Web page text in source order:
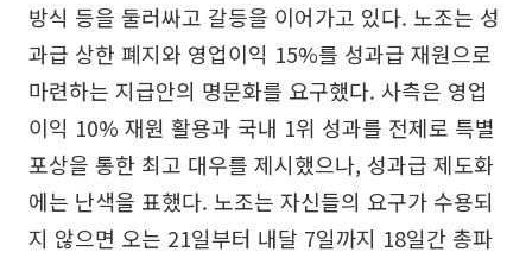
방식 등을 둘러싸고 갈등을 이어가고 있다. 노조는 성
과급 상한 폐지와 영업이익 15%를 성과급 재원으로
마련하는 지급안의 명문화를 요구했다. 사측은 영업
이익 10% 재원 활용과 국내 1위 성과를 전제로 특별
포상을 통한 최고 대우를 제시했으나, 성과급 제도화
에는 난색을 표했다. 노조는 자신들의 요구가 수용되
지 않으면 오는 21일부터 내달 7일까지 18일간 총파